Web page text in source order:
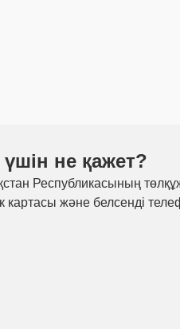
не қажет?
Республикасының
және белсенді